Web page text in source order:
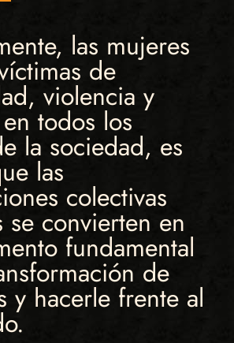
las mujeres
de
violencia y
todos los
la sociedad, es
las
colectivas
se convierten en
fundamental
de
y hacerle frente al